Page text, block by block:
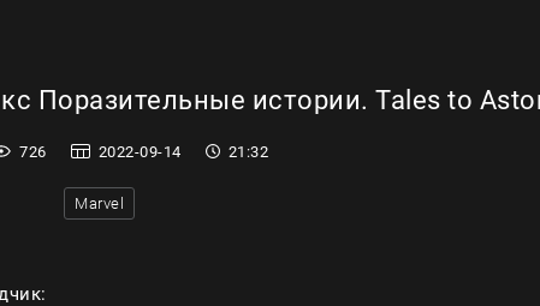
Поразительные истории. Tales to
726 2022-09-14 21:32
Marvel